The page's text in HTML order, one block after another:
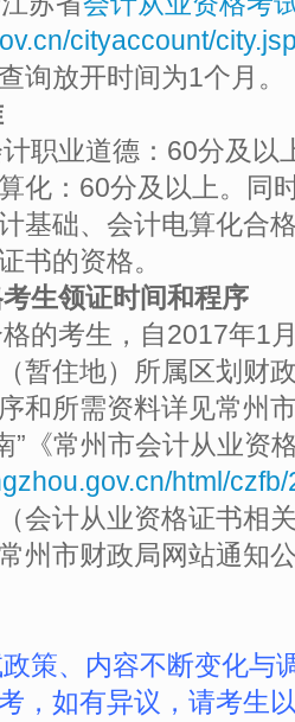
cityaccount/
询放开时间为1个月。
职业道德：60分及以
化：60分及以上。同
基础、会计电算化合
书的资格。
生领证时间和程序
的考生，自2017年1
暂住地）所属区划财
和所需资料详见常州
《常州市会计从业资
html/
会计从业资格证书相
州市财政局网站通知
策、内容不断变化与
，如有异议，请考生